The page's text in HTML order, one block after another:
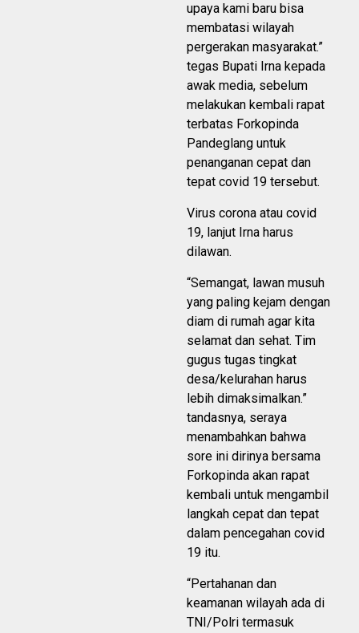
upaya kami baru bisa
membatasi wilayah
pergerakan masyarakat.”
tegas Bupati Irna kepada
awak media, sebelum
melakukan kembali rapat
terbatas Forkopinda
Pandeglang untuk
penanganan cepat dan
tepat covid 19 tersebut.
Virus corona atau covid
19, lanjut Irna harus
dilawan.
“Semangat, lawan musuh
yang paling kejam dengan
diam di rumah agar kita
selamat dan sehat. Tim
gugus tugas tingkat
desa/kelurahan harus
lebih dimaksimalkan.”
tandasnya, seraya
menambahkan bahwa
sore ini dirinya bersama
Forkopinda akan rapat
kembali untuk mengambil
langkah cepat dan tepat
dalam pencegahan covid
19 itu.
“Pertahanan dan
keamanan wilayah ada di
TNI/Polri termasuk